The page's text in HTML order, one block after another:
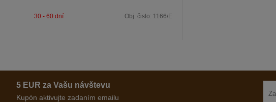
30 - 60 dní Obj. čislo: 1166/E
5 EUR za Vašu návštevu
Kupón aktivujte zadaním emailu